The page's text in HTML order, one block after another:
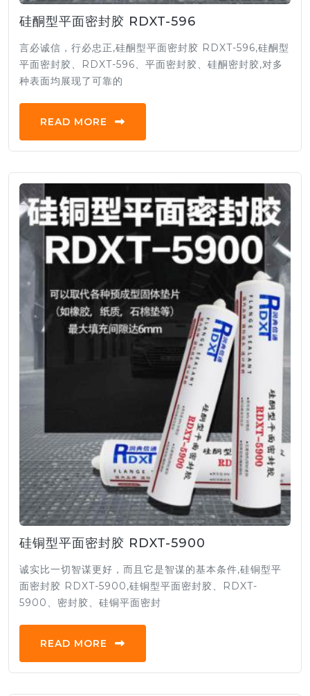
硅酮型平面密封胶 RDXT-596
言必诚信，行必忠正,硅酮型平面密封胶 RDXT-596,硅酮型
平面密封胶、RDXT-596、平面密封胶、硅酮密封胶,对多
种表面均展现了可靠的
READ MORE
硅铜型平面密封胶 RDXT-5900
诚实比一切智谋更好，而且它是智谋的基本条件,硅铜型平
面密封胶 RDXT-5900,硅铜型平面密封胶、RDXT-
5900、密封胶、硅铜平面密封
READ MORE